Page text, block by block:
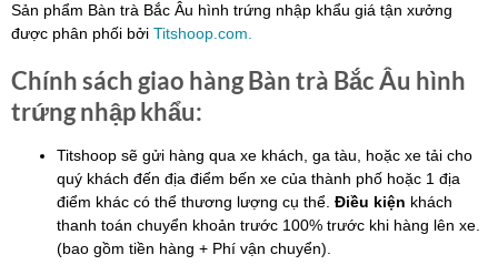
Sản phẩm Bàn trà Bắc Âu hình trứng nhập khẩu giá tận xưởng
được phân phối bởi Titshoop.com.
Chính sách giao hàng Bàn trà Bắc Âu hình
trứng nhập khẩu:
Titshoop sẽ gửi hàng qua xe khách, ga tàu, hoặc xe tải cho
quý khách đến địa điểm bến xe của thành phố hoặc 1 địa
điểm khác có thể thương lượng cụ thể.Điều kiện khách
thanh toán chuyển khoản trước 100% trước khi hàng lên xe.
(bao gồm tiền hàng + Phí vận chuyển).